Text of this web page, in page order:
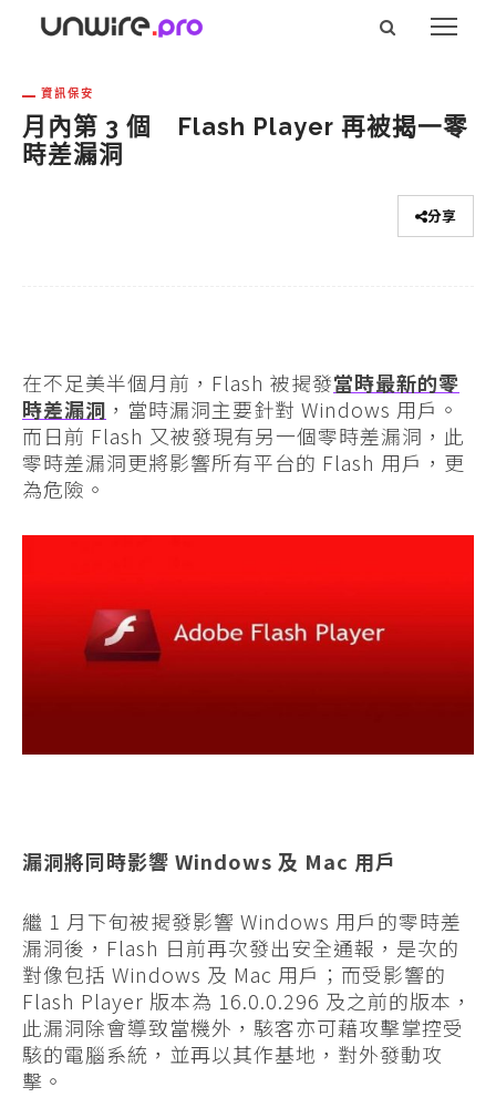
資訊保安
月內第 3 個 Flash Player 再被揭一零
時差漏洞
分享
在不足美半個月前，Flash 被揭發當時最新的零
時差漏洞 ，當時漏洞主要針對 Windows 用戶。
而日前 Flash 又被發現有另一個零時差漏洞，此
零時差漏洞更將影響所有平台的 Flash 用戶，更
為危險。
漏洞將同時影響 Windows 及 Mac 用戶
繼 1 月下旬被揭發影響 Windows 用戶的零時差
漏洞後，Flash 日前再次發出安全通報，是次的
對像包括 Windows 及 Mac 用戶；而受影響的
Flash Player 版本為 16.0.0.296 及之前的版本，
此漏洞除會導致當機外，駭客亦可藉攻擊掌控受
駭的電腦系統，並再以其作基地，對外發動攻
擊。